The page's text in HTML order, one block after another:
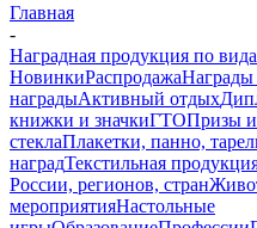
Главная
-
Наградная продукция по
НовинкиРаспродажаНаграды
наградыАктивный отдых
книжки и значкиГТОПризы
стеклаПлакетки, панно,
наградТекстильная
России, регионов, стран
мероприятияНастольные